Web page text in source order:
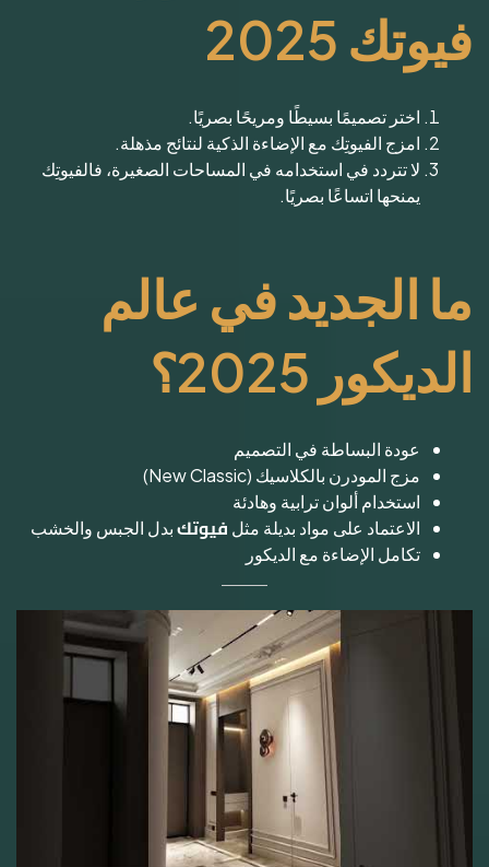
فيوتك 2025
اختر تصميمًا بسيطًا ومريحًا بصريًا.
امزج الفيوتِك مع الإضاءة الذكية لنتائج مذهلة.
لا تتردد في استخدامه في المساحات الصغيرة، فالفيوتِك
يمنحها اتساعًا بصريًا.
ما الجديد في عالم
الديكور 2025؟
عودة البساطة في التصميم
مزج المودرن بالكلاسيك (New Classic)
استخدام ألوان ترابية وهادئة
الاعتماد على مواد بديلة مثل فيوتكبدل الجبس والخشب
تكامل الإضاءة مع الديكور